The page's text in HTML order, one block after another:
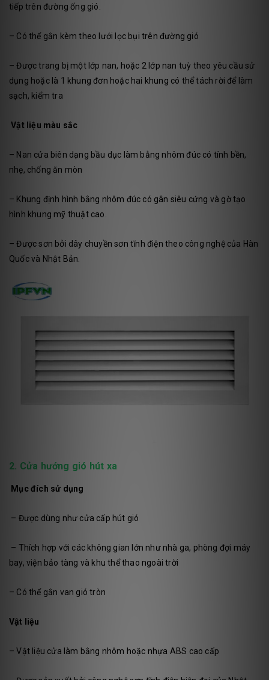
tiếp trên đường ống gió.
– Có thể gắn kèm theo lưới lọc bụi trên đường gió
– Được trang bị một lớp nan, hoặc 2 lớp nan tuỳ theo yêu cầu sử
dụng hoặc là 1 khung đơn hoặc hai khung có thể tách rời để làm
sạch, kiểm tra
Vật liệu màu sắc
– Nan cửa biên dạng bầu dục làm bằng nhôm đúc có tính bền,
nhẹ, chống ăn mòn
– Khung định hình bằng nhôm đúc có gân siêu cứng và gờ tạo
hình khung mỹ thuật cao.
– Được sơn bởi dây chuyền sơn tĩnh điện theo công nghệ của Hàn
Quốc và Nhật Bản.
2. Cửa hướng gió hút xa
Mục đích sử dụng
– Được dùng như cửa cấp hút gió
– Thích hợp với các không gian lớn như nhà ga, phòng đợi máy
bay, viện bảo tàng và khu thể thao ngoài trời
– Có thể gắn van gió tròn
Vật liệu
– Vật liệu cửa làm bằng nhôm hoặc nhựa ABS cao cấp